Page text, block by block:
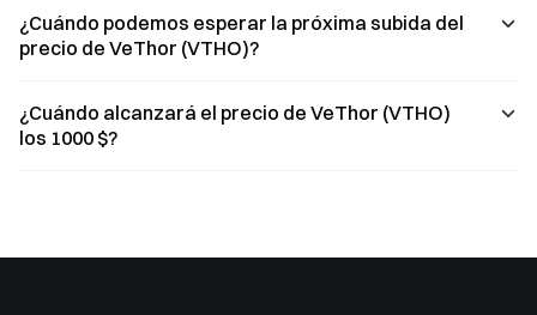
¿Cuándo podemos esperar la próxima subida del
precio de VeThor (VTHO)?
¿Cuándo alcanzará el precio de VeThor (VTHO)
los 1000 $?